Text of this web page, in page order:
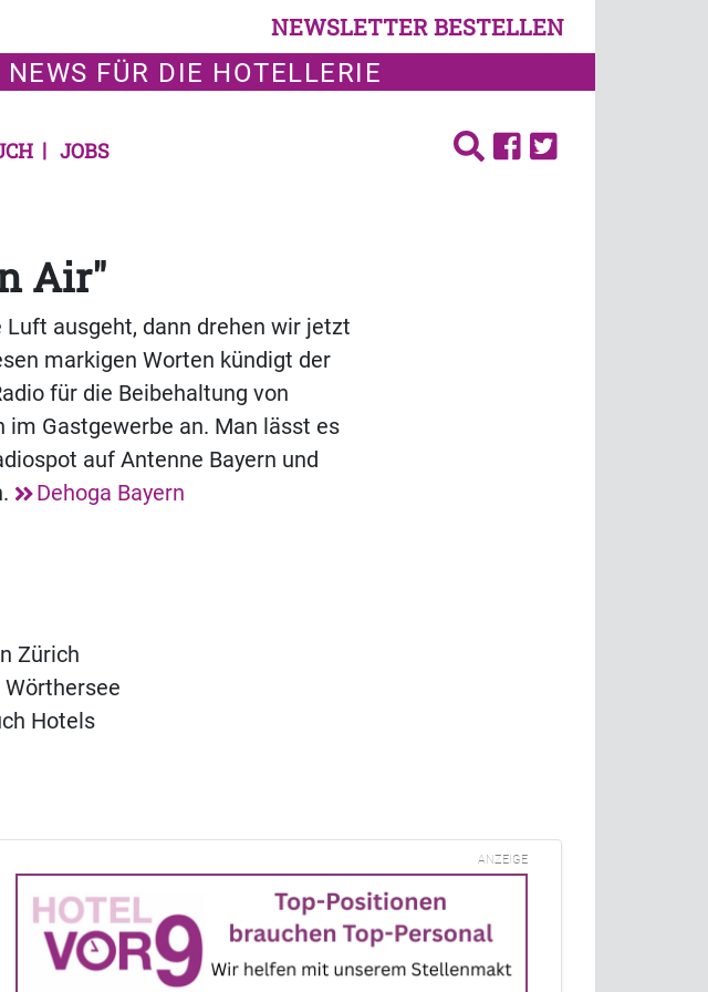
NEWSLETTER BESTELLEN
FÜR DIE HOTELLERIE
JOBS
Air"
Luft ausgeht, dann drehen wir jetzt
markigen Worten kündigt der
für die Beibehaltung von
Gastgewerbe an. Man lässt es
auf Antenne Bayern und
Dehoga Bayern
Zürich
Hotels
ANZEIGE